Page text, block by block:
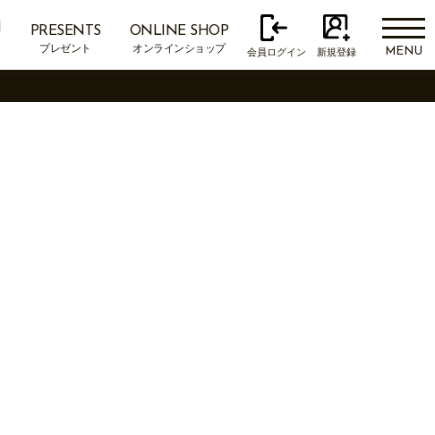
PRESENTS
プレゼント
ONLINE SHOP
オンラインショップ 会員ログイン 新規登録 MENU